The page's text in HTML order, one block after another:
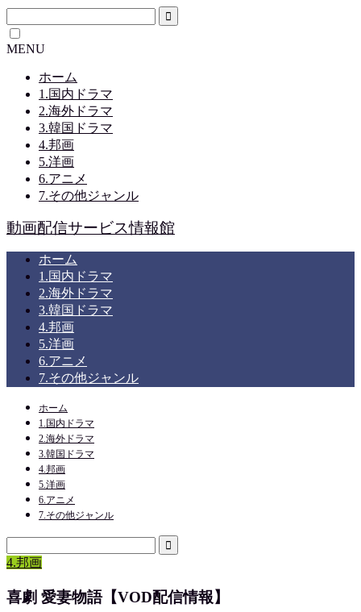
MENU
ホーム
1.国内ドラマ
2.海外ドラマ
3.韓国ドラマ
4.邦画
5.洋画
6.アニメ
7.その他ジャンル
動画配信サービス情報館
ホーム
1.国内ドラマ
2.海外ドラマ
3.韓国ドラマ
4.邦画
5.洋画
6.アニメ
7.その他ジャンル
ホーム
1.国内ドラマ
2.海外ドラマ
3.韓国ドラマ
4.邦画
5.洋画
6.アニメ
7.その他ジャンル
4.邦画
喜劇 愛妻物語【VOD配信情報】